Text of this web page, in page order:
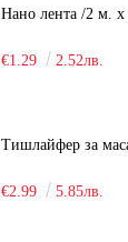
Нано лента /2 м.
€1.29 2.52лв.
Тишлайфер за
€2.99 5.85лв.